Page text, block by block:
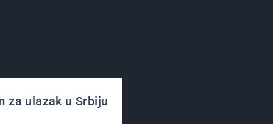
za ulazak u Srbiju